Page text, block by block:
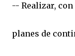
-- Realizar,
planes de